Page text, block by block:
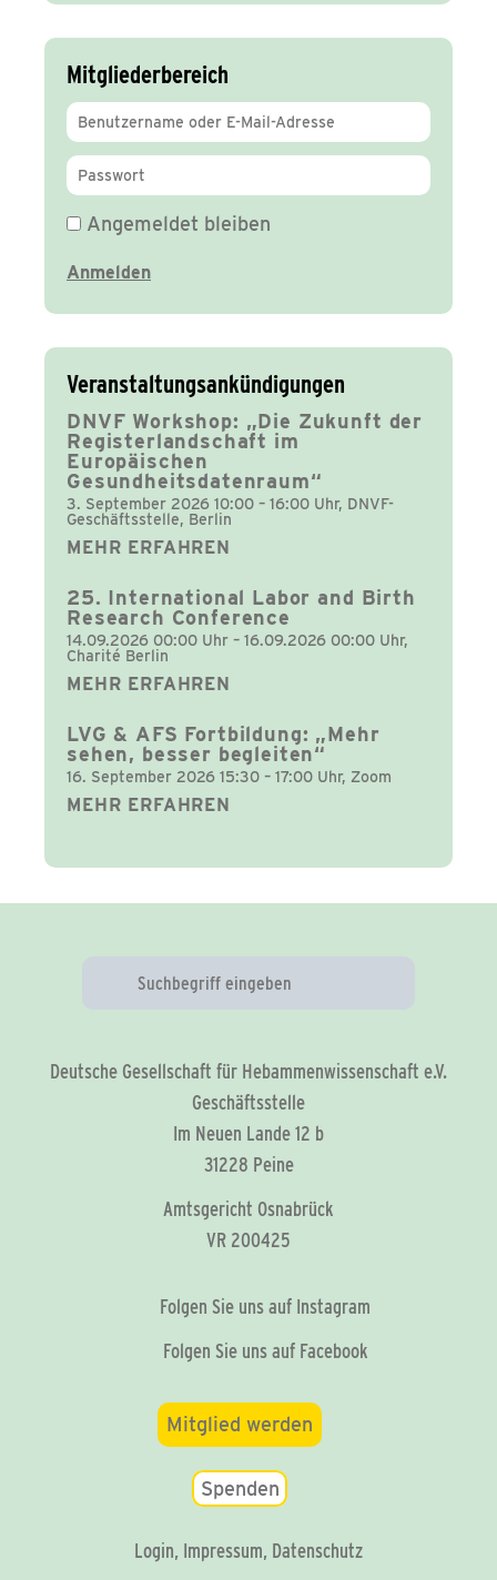
Mitgliederbereich
Angemeldet bleiben
Veranstaltungsankündigungen
DNVF Workshop: „Die Zukunft der
Registerlandschaft im
Europäischen
Gesundheitsdatenraum“
3. September 2026 10:00 – 16:00 Uhr, DNVF-
Geschäftsstelle, Berlin
MEHR ERFAHREN
25. International Labor and Birth
Research Conference
14.09.2026 00:00 Uhr – 16.09.2026 00:00 Uhr,
Charité Berlin
MEHR ERFAHREN
LVG & AFS Fortbildung: „Mehr
sehen, besser begleiten“
16. September 2026 15:30 – 17:00 Uhr, Zoom
MEHR ERFAHREN
Deutsche Gesellschaft für Hebammenwissenschaft e.V.
Geschäftsstelle
Im Neuen Lande 12 b
31228 Peine
Amtsgericht Osnabrück
VR 200425
Folgen Sie uns auf Instagram
Folgen Sie uns auf Facebook
Mitglied werden
Spenden
Login, Impressum, Datenschutz